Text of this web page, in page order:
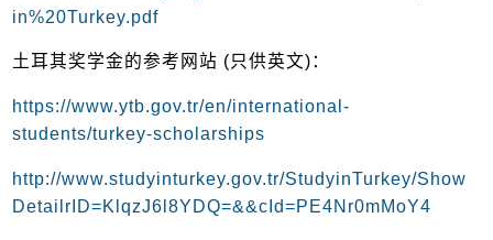
in%20Turkey.pdf
土耳其奖学金的参考网站 (只供英文)：
https://www.ytb.gov.tr/en/international-
students/turkey-scholarships
http://www.studyinturkey.gov.tr/StudyinTurkey/Show
DetailrID=KlqzJ6l8YDQ=&&cId=PE4Nr0mMoY4